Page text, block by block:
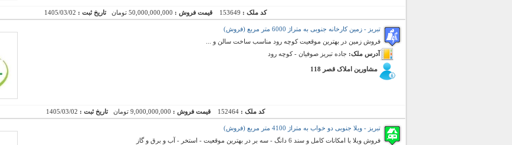
کد ملک : 153649 قیمت فروش : 50,000,000,000 تومان تاریخ ثبت : 1405/03/02
تبریز - زمین کارخانه جنوبی به متراژ 6000 متر مربع (فروش)
فروش زمین در بهترین موقعیت کوچه رود مناسب ساخت سالن و ...
آدرس ملک: جاده تبریز صوفیان - کوچه رود
مشاورین املاک قصر 118
کد ملک : 152464 قیمت فروش : 9,000,000,000 تومان تاریخ ثبت : 1405/03/02
تبریز - ویلا جنوبی دو خواب به متراژ 4100 متر مربع (فروش)
فروش ویلا با امکانات کامل و سند 6 دانگ - سه بر در بهترین موقعیت - استخر - آب و برق و گاز